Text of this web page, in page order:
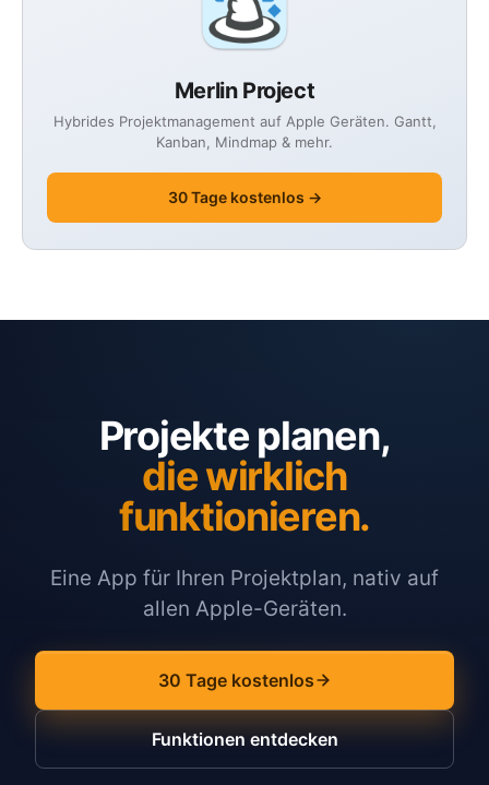
Merlin Project
Hybrides Projektmanagement auf Apple Geräten. Gantt,
Kanban, Mindmap & mehr.
30 Tage kostenlos →
Projekte planen,
die wirklich
funktionieren.
Eine App für Ihren Projektplan, nativ auf
allen Apple-Geräten.
30 Tage kostenlos
Funktionen entdecken